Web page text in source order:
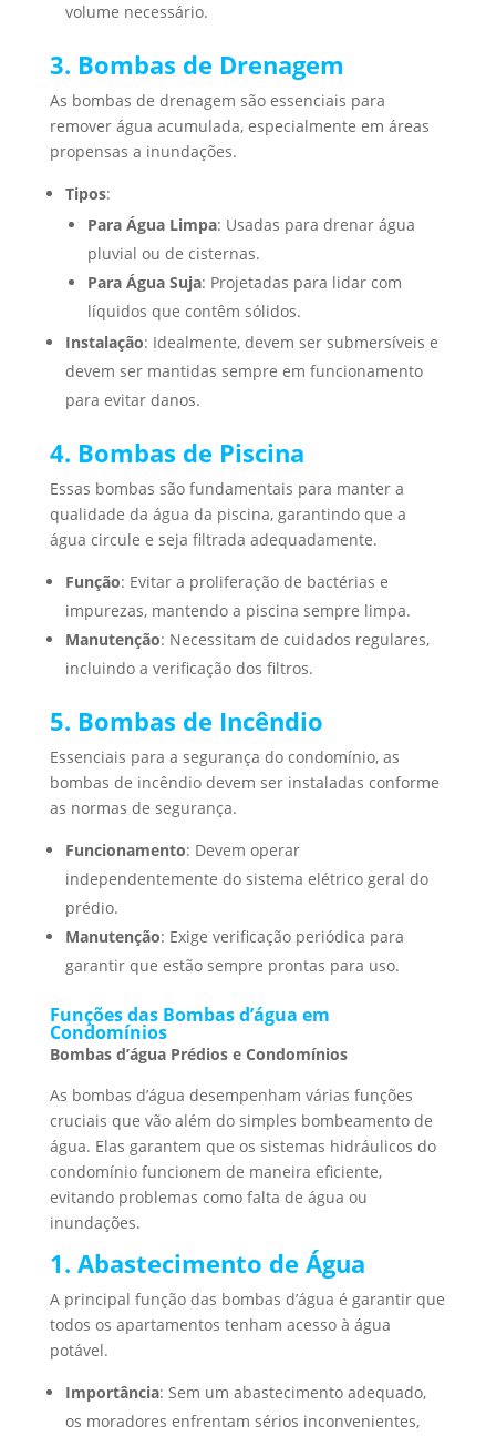
volume necessário.
3. Bombas de Drenagem
As bombas de drenagem são essenciais para
remover água acumulada, especialmente em áreas
propensas a inundações.
Tipos:
Para Água Limpa: Usadas para drenar água
pluvial ou de cisternas.
Para Água Suja: Projetadas para lidar com
líquidos que contêm sólidos.
Instalação: Idealmente, devem ser submersíveis e
devem ser mantidas sempre em funcionamento
para evitar danos.
4. Bombas de Piscina
Essas bombas são fundamentais para manter a
qualidade da água da piscina, garantindo que a
água circule e seja filtrada adequadamente.
Função: Evitar a proliferação de bactérias e
impurezas, mantendo a piscina sempre limpa.
Manutenção: Necessitam de cuidados regulares,
incluindo a verificação dos filtros.
5. Bombas de Incêndio
Essenciais para a segurança do condomínio, as
bombas de incêndio devem ser instaladas conforme
as normas de segurança.
Funcionamento: Devem operar
independentemente do sistema elétrico geral do
prédio.
Manutenção: Exige verificação periódica para
garantir que estão sempre prontas para uso.
Funções das Bombas d’água em
Condomínios
Bombas d’água Prédios e Condomínios
As bombas d’água desempenham várias funções
cruciais que vão além do simples bombeamento de
água. Elas garantem que os sistemas hidráulicos do
condomínio funcionem de maneira eficiente,
evitando problemas como falta de água ou
inundações.
1. Abastecimento de Água
A principal função das bombas d’água é garantir que
todos os apartamentos tenham acesso à água
potável.
Importância: Sem um abastecimento adequado,
os moradores enfrentam sérios inconvenientes,